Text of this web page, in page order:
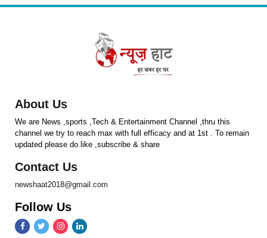
About Us
We are News ,sports ,Tech & Entertainment Channel ,thru this
channel we try to reach max with full efficacy and at 1st . To remain
updated please do like ,subscribe & share
Contact Us
newshaat2018@gmail.com
Follow Us